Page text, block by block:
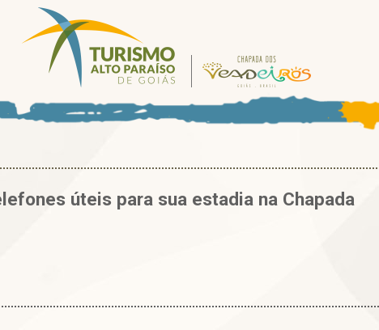
úteis para sua estadia na Chapada